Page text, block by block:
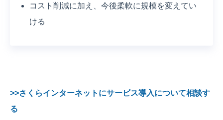
コスト削減に加え、今後柔軟に規模を変えてい
ける
>>さくらインターネットにサービス導入について相談す
る